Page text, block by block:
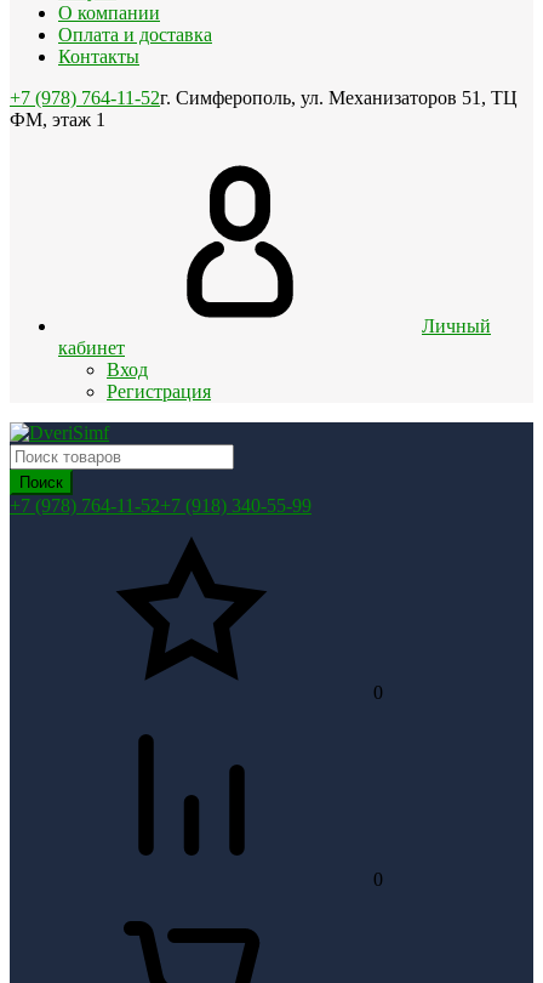
О компании
Оплата и доставка
Контакты
+7 (978) 764-11-52г. Симферополь, ул. Механизаторов 51, ТЦ
ФМ, этаж 1
Личный
кабинет
Вход
Регистрация
Поиск
+7 (978) 764-11-52+7 (918) 340-55-99
0
0